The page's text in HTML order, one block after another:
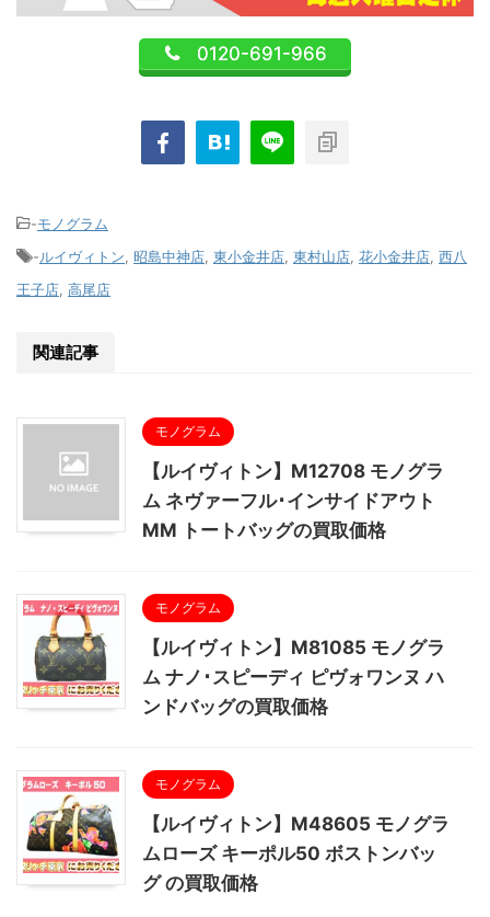
0120-691-966
-モノグラム
-ルイヴィトン, 昭島中神店, 東小金井店, 東村山店, 花小金井店, 西八
王子店, 高尾店
関連記事
モノグラム
【ルイヴィトン】M12708 モノグラ
ム ネヴァーフル･インサイドアウト
MM トートバッグの買取価格
モノグラム
【ルイヴィトン】M81085 モノグラ
ム ナノ･スピーディ ピヴォワンヌ ハ
ンドバッグの買取価格
モノグラム
【ルイヴィトン】M48605 モノグラ
ムローズ キーポル50 ボストンバッ
グ の買取価格